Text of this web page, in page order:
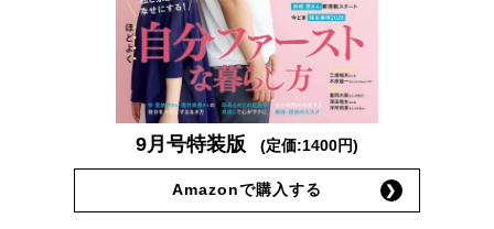
9月号特装版 (定価:1400円)
Amazonで購入する